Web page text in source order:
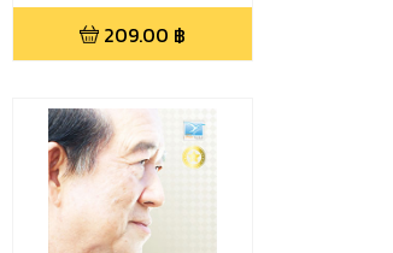
209.00 ฿